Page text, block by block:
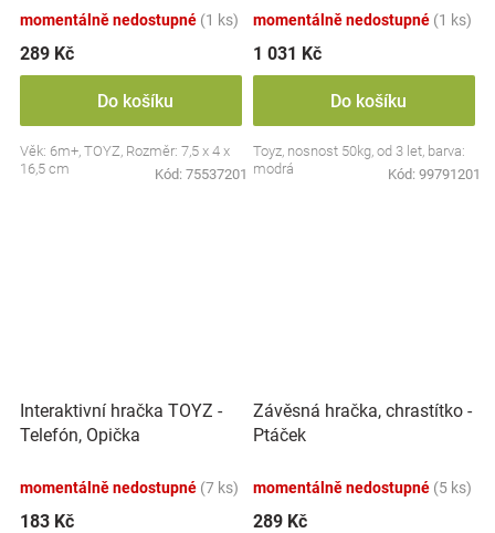
momentálně nedostupné (1 ks)
289 Kč
Do košíku
Věk: 6m+, TOYZ, Rozměr: 7,5 x 4 x
16,5 cm
Kód: 75537201
momentálně nedostupné (1 ks)
1 031 Kč
Do košíku
Toyz, nosnost 50kg, od 3 let, barva:
modrá
Kód: 99791201
Interaktivní hračka TOYZ -
Telefón, Opička
momentálně nedostupné (7 ks)
183 Kč
Závěsná hračka, chrastítko -
Ptáček
momentálně nedostupné (5 ks)
289 Kč